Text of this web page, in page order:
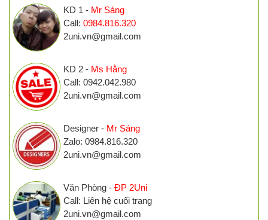
KD 1 - Mr Sáng
Call: 0984.816.320
2uni.vn@gmail.com
KD 2 - Ms Hằng
Call: 0942.042.980
2uni.vn@gmail.com
Designer - Mr Sáng
Zalo: 0984.816.320
2uni.vn@gmail.com
Văn Phòng - ĐP 2Uni
Call: Liên hệ cuối trang
2uni.vn@gmail.com